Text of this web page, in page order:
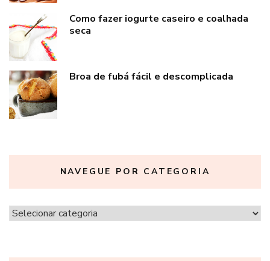
Como fazer iogurte caseiro e coalhada
seca
Broa de fubá fácil e descomplicada
NAVEGUE POR CATEGORIA
Navegue